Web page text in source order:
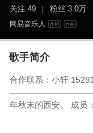
关注 49 粉丝 3.0万
网易音乐人 作词 作曲
歌手简介
合作联系：小轩
年秋末的西安。 成员： Vocal&Synth：李依萌 Guitar：任宇轩